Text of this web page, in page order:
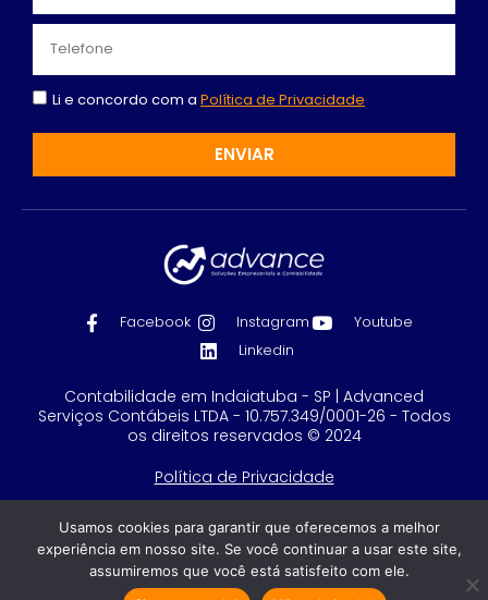
Li e concordo com a Política de Privacidade
ENVIAR
Facebook Instagram
Youtube
Linkedin
Contabilidade em Indaiatuba - SP | Advanced
Serviços Contábeis LTDA - 10.757.349/0001-26 - Todos
os direitos reservados © 2024
Política de Privacidade
Feito com
por GRUPO DPG
Usamos cookies para garantir que oferecemos a melhor
experiência em nosso site. Se você continuar a usar este site,
assumiremos que você está satisfeito com ele.